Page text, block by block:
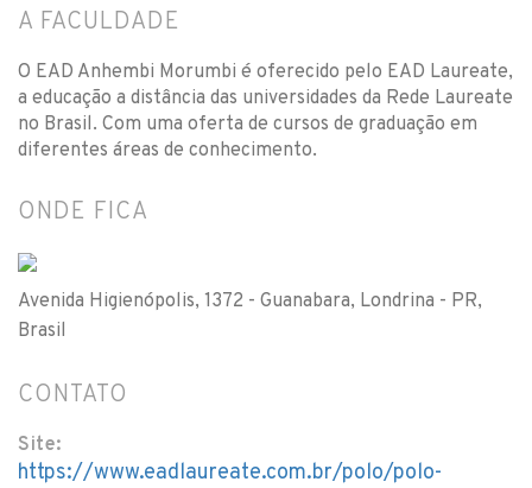
A FACULDADE
O EAD Anhembi Morumbi é oferecido pelo EAD Laureate,
a educação a distância das universidades da Rede Laureate
no Brasil. Com uma oferta de cursos de graduação em
diferentes áreas de conhecimento.
ONDE FICA
Avenida Higienópolis, 1372 - Guanabara, Londrina - PR,
Brasil
CONTATO
Site:
https://www.eadlaureate.com.br/polo/polo-